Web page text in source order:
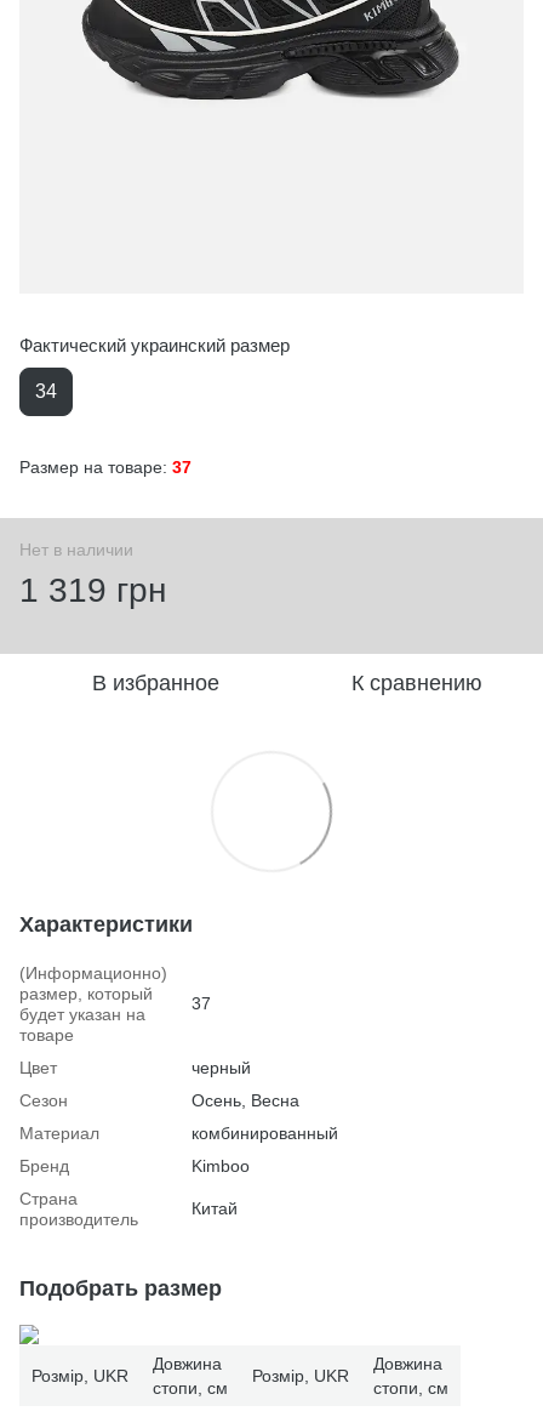
Фактический украинский размер
34
Размер на товаре: 37
Нет в наличии
1 319 грн
В избранное К сравнению
Характеристики
(Информационно)
размер, который
будет указан на
товаре
37
Цвет
черный
Сезон
Осень, Весна
Материал
комбинированный
Бренд
Kimboo
Страна
производитель
Китай
Подобрать размер
Розмір, UKR
Довжина
стопи, см
Розмір, UKR
Довжина
стопи, см